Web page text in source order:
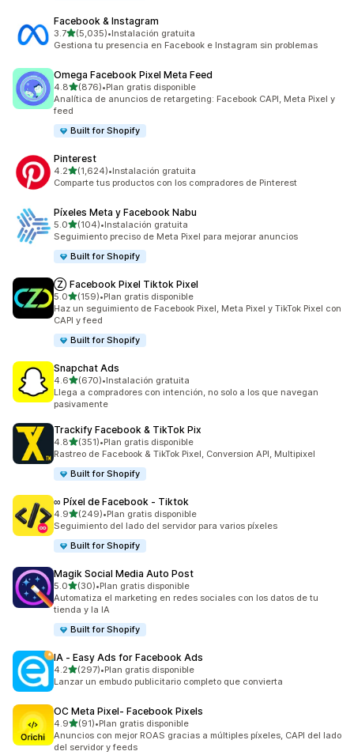
Facebook & Instagram
3.7de 5 estrellas
(5,035)
5035 reseñas en total
•Instalación gratuita
Gestiona tu presencia en Facebook e Instagram sin problemas
Omega Facebook Pixel Meta Feed
4.8de 5 estrellas
(876)
876 reseñas en total
•Plan gratis disponible
Analítica de anuncios de retargeting: Facebook CAPI, Meta Pixel y
feed
Built for Shopify
Pinterest
4.2de 5 estrellas
(1,624)
1624 reseñas en total
•Instalación gratuita
Comparte tus productos con los compradores de Pinterest
Píxeles Meta y Facebook Nabu
5.0de 5 estrellas
(104)
104 reseñas en total
•Instalación gratuita
Seguimiento preciso de Meta Pixel para mejorar anuncios
Built for Shopify
Ⓩ Facebook Pixel Tiktok Pixel
5.0de 5 estrellas
(159)
159 reseñas en total
•Plan gratis disponible
Haz un seguimiento de Facebook Pixel, Meta Pixel y TikTok Pixel con
CAPI y feed
Built for Shopify
Snapchat Ads
4.6de 5 estrellas
(670)
670 reseñas en total
•Instalación gratuita
Llega a compradores con intención, no solo a los que navegan
pasivamente
Trackify Facebook & TikTok Pix
4.8de 5 estrellas
(351)
351 reseñas en total
•Plan gratis disponible
Rastreo de Facebook & TikTok Pixel, Conversion API, Multipixel
Built for Shopify
∞ Píxel de Facebook ‑ Tiktok
4.9de 5 estrellas
(249)
249 reseñas en total
•Plan gratis disponible
Seguimiento del lado del servidor para varios píxeles
Built for Shopify
Magik Social Media Auto Post
5.0de 5 estrellas
(30)
30 reseñas en total
•Plan gratis disponible
Automatiza el marketing en redes sociales con los datos de tu
tienda y la IA
Built for Shopify
IA ‑ Easy Ads for Facebook Ads
4.2de 5 estrellas
(297)
297 reseñas en total
•Plan gratis disponible
Lanzar un embudo publicitario completo que convierta
OC Meta Pixel‑ Facebook Pixels
4.9de 5 estrellas
(91)
91 reseñas en total
•Plan gratis disponible
Anuncios con mejor ROAS gracias a múltiples píxeles, CAPI del lado
del servidor y feeds